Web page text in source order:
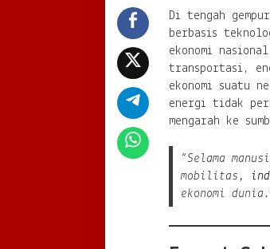
Di tengah
berbasis
ekonomi
transportasi,
ekonomi suatu
energi tidak
mengarah ke
“Selama
mobilitas,
ekonomi